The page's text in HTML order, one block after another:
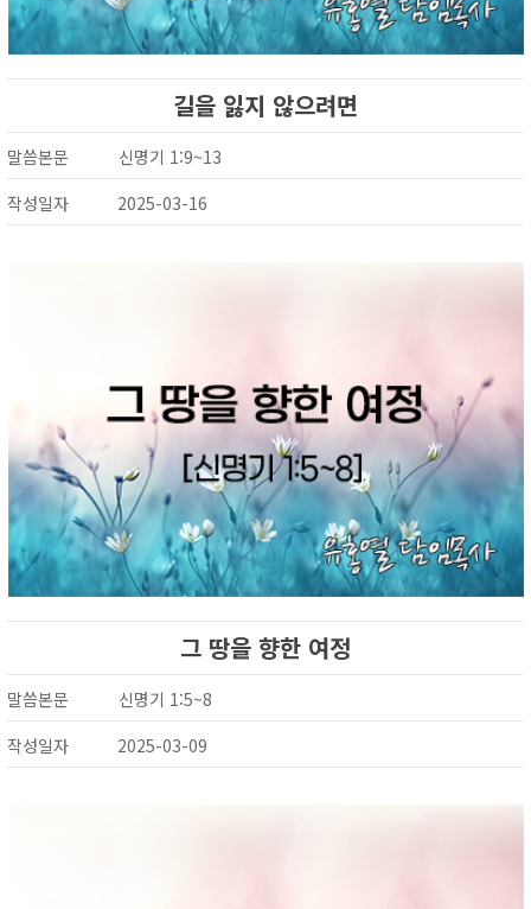
길을 잃지 않으려면
말씀본문
신명기 1:9~13
작성일자
2025-03-16
그 땅을 향한 여정
말씀본문
신명기 1:5~8
작성일자
2025-03-09